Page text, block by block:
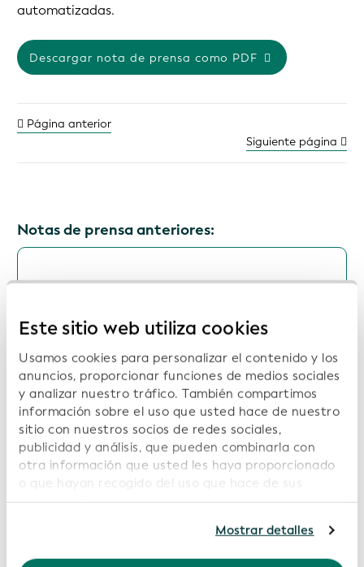
Este sitio web utiliza cookies
Usamos cookies para personalizar el contenido y los
anuncios, proporcionar funciones de medios sociales
y analizar nuestro tráfico. También compartimos
información sobre el uso que usted hace de nuestro
sitio con nuestros socios de redes sociales,
publicidad y análisis, que pueden combinarla con
otra información que usted les haya proporcionado
o que hayan recogido del uso que hace de sus
servicios. Si continúa usando nuestro sitio web,
Política de
privacidad.
Mostrar detalles
automatizadas.
Descargar nota de prensa como PDF
Página anterior
Siguiente página
Notas de prensa anteriores:
Open Supply Hub, Wikimedia Deutschland y
Global de Integración de Datos Abiertos
(GODIN) de la GLEIF para impulsar los datos
interoperables en pro de la transparencia, la
sostenibilidad y la confianza digital
Fecha: 2026-07-16
ISITC y GLEIF inician una colaboración para
fomentar las mejores prácticas del sector y